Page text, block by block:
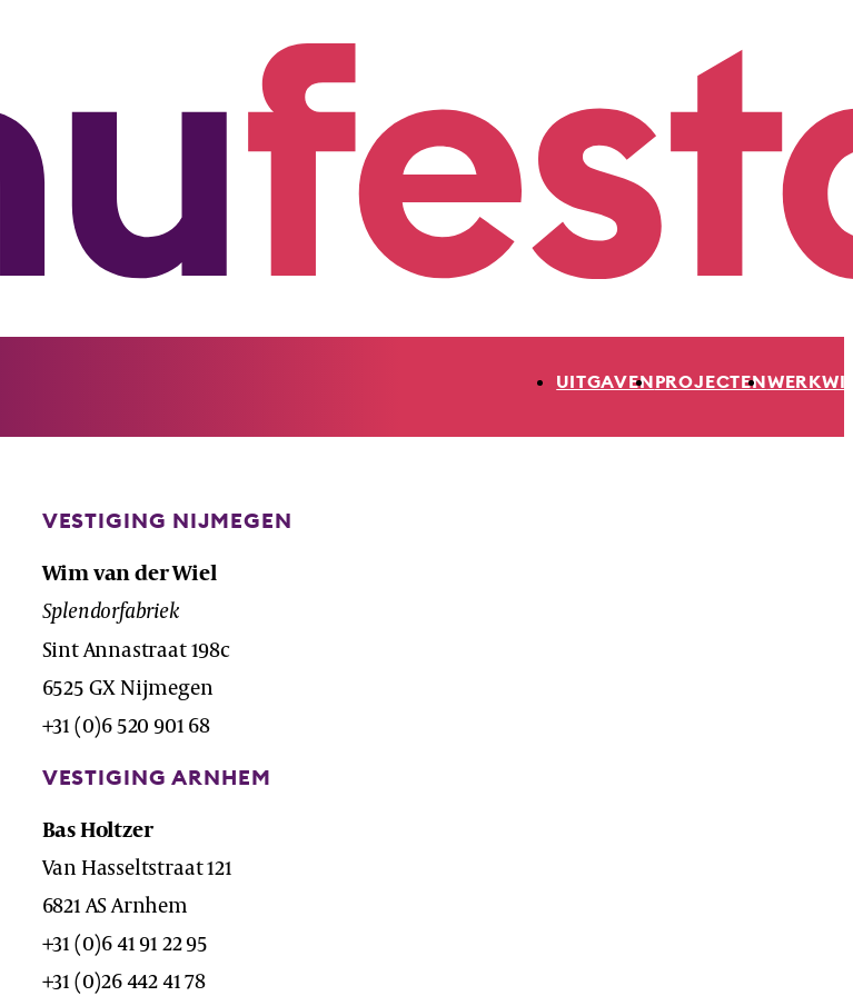
UITGAVENPROJECTEN
VESTIGING NIJMEGEN
Wim van der Wiel
Splendorfabriek
Sint Annastraat 198c
6525 GX Nijmegen
+31 (0)6 520 901 68
VESTIGING ARNHEM
Bas Holtzer
Van Hasseltstraat 121
6821 AS Arnhem
+31 (0)6 41 91 22 95
+31 (0)26 442 41 78